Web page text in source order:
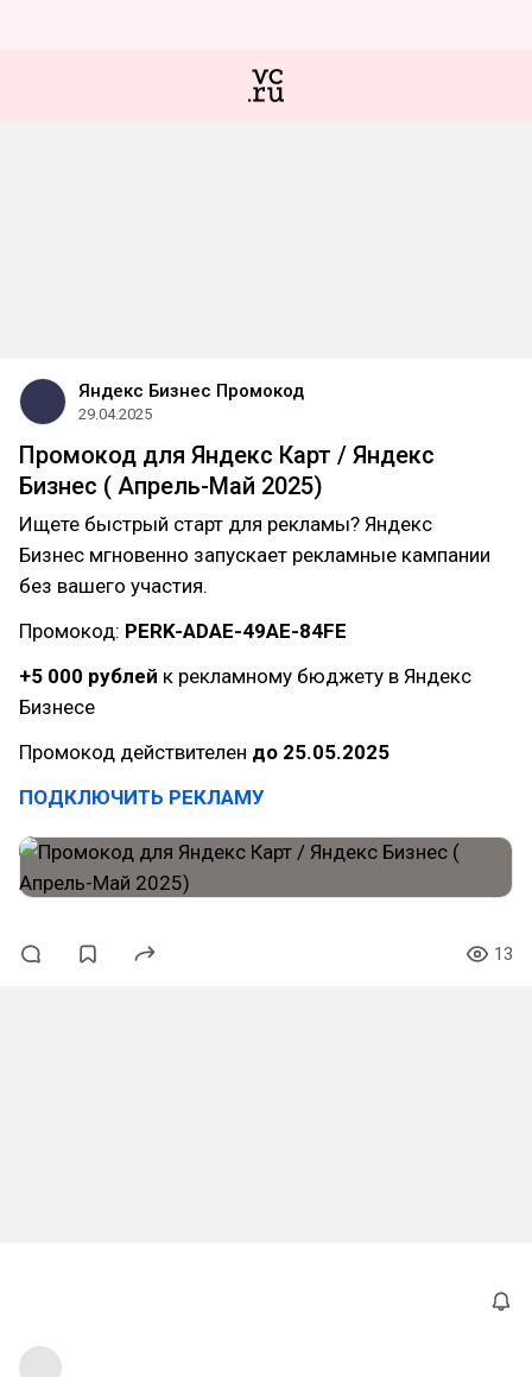
Яндекс Бизнес Промокод
29.04.2025
Промокод для Яндекс Карт / Яндекс
Бизнес ( Апрель-Май 2025)
Ищете быстрый старт для рекламы? Яндекс
Бизнес мгновенно запускает рекламные кампании
без вашего участия.
Промокод: PERK-ADAE-49AE-84FE
+5 000 рублей к рекламному бюджету в Яндекс
Бизнесе
Промокод действителен до 25.05.2025
ПОДКЛЮЧИТЬ РЕКЛАМУ
13